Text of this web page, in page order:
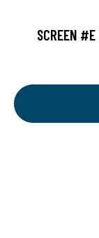
SCREEN